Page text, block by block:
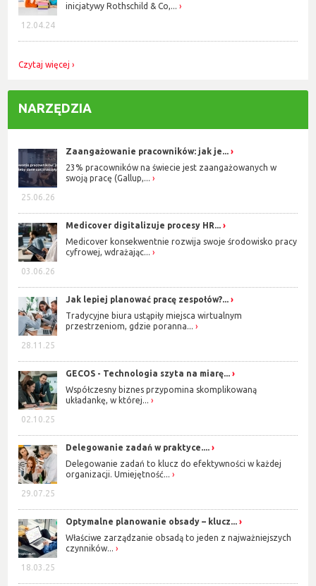
12.04.24
inicjatywy Rothschild & Co,...
Czytaj więcej
NARZĘDZIA
25.06.26
Zaangażowanie pracowników: jak je...
23% pracowników na świecie jest zaangażowanych w
swoją pracę (Gallup,...
03.06.26
Medicover digitalizuje procesy HR...
Medicover konsekwentnie rozwija swoje środowisko pracy
cyfrowej, wdrażając...
28.11.25
Jak lepiej planować pracę zespołów?...
Tradycyjne biura ustąpiły miejsca wirtualnym
przestrzeniom, gdzie poranna...
02.10.25
GECOS - Technologia szyta na miarę...
Współczesny biznes przypomina skomplikowaną
układankę, w której...
29.07.25
Delegowanie zadań w praktyce....
Delegowanie zadań to klucz do efektywności w każdej
organizacji. Umiejętność...
18.03.25
Optymalne planowanie obsady – klucz...
Właściwe zarządzanie obsadą to jeden z najważniejszych
czynników...